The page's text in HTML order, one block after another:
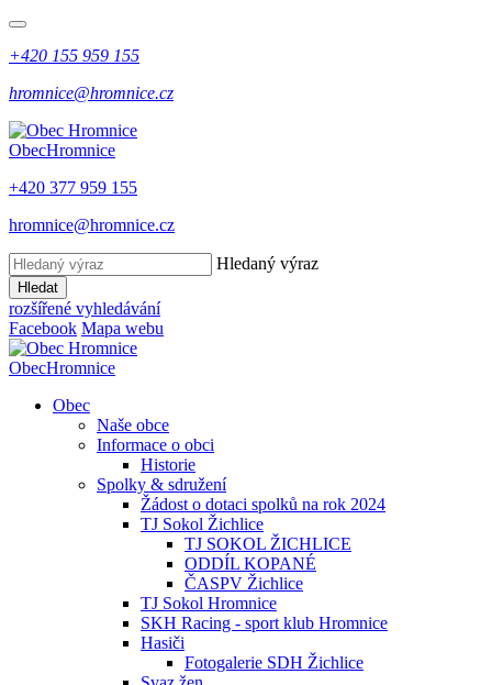
+420 155 959 155
hromnice@hromnice.cz
ObecHromnice
+420 377 959 155
hromnice@hromnice.cz
Hledaný výraz
Hledat
rozšířené vyhledávání
Facebook Mapa webu
ObecHromnice
Obec
Naše obce
Informace o obci
Historie
Spolky & sdružení
Žádost o dotaci spolků na rok 2024
TJ Sokol Žichlice
TJ SOKOL ŽICHLICE
ODDÍL KOPANÉ
ČASPV Žichlice
TJ Sokol Hromnice
SKH Racing - sport klub Hromnice
Hasiči
Fotogalerie SDH Žichlice